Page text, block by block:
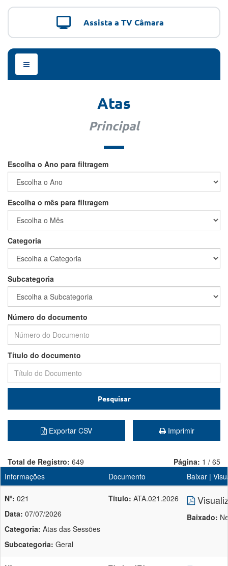
Assista a TV Câmara
Menu
de
Atas
Principal
Escolha o Ano para filtragem
Escolha o mês para filtragem
Categoria
Subcategoria
Número do documento
Título do documento
Pesquisar
Exportar CSV Imprimir
Total de Registro: 649 Página: 1 / 65
Informações
Documento Baixar |
Nº: 021
Data: 07/07/2026
Categoria: Atas das Sessões
Subcategoria: Geral
Título: ATA.021.2026
Baixado: